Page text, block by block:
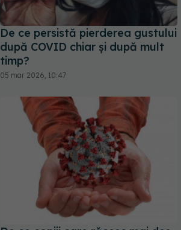
De ce persistă pierderea gustului
după COVID chiar și după mult
timp?
05 mar 2026, 10:47